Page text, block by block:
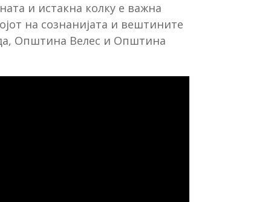
и истакна колку е важна
на сознанијата и вештините
Општина Велес и Општина